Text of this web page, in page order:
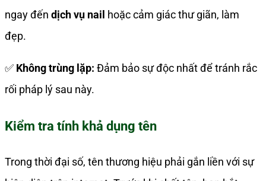
ngay đến dịch vụ nail hoặc cảm giác thư giãn, làm
đẹp.
✅ Không trùng lặp: Đảm bảo sự độc nhất để tránh rắc
rối pháp lý sau này.
Kiểm tra tính khả dụng tên
Trong thời đại số, tên thương hiệu phải gắn liền với sự